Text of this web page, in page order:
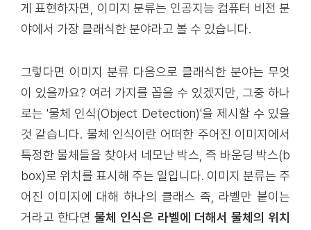
게 표현하자면, 이미지 분류는 인공지능 컴퓨터 비전 분
야에서 가장 클래식한 분야라고 볼 수 있습니다.
그렇다면 이미지 분류 다음으로 클래식한 분야는 무엇
이 있을까요? 여러 가지를 꼽을 수 있겠지만, 그중 하나
로는 '물체 인식(Object Detection)'을 제시할 수 있을
것 같습니다. 물체 인식이란 어떠한 주어진 이미지에서
특정한 물체들을 찾아서 네모난 박스, 즉 바운딩 박스(b
box)로 위치를 표시해 주는 일입니다. 이미지 분류는 주
어진 이미지에 대해 하나의 클래스 즉, 라벨만 붙이는
거라고 한다면물체 인식은 라벨에 더해서 물체의 위치